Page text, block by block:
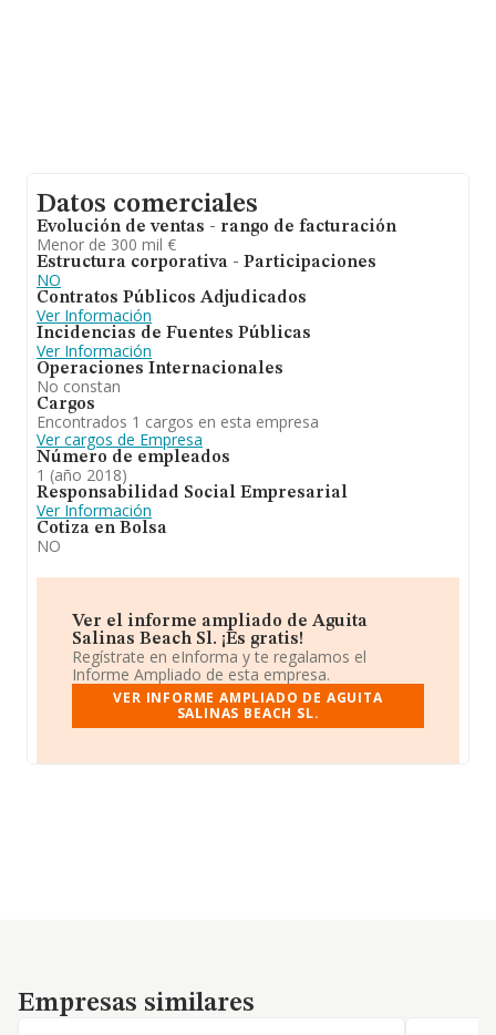
Datos comerciales
Evolución de ventas - rango de facturación
Menor de 300 mil €
Estructura corporativa - Participaciones
NO
Contratos Públicos Adjudicados
Ver Información
Incidencias de Fuentes Públicas
Ver Información
Operaciones Internacionales
No constan
Cargos
Encontrados 1 cargos en esta empresa
Ver cargos de Empresa
Número de empleados
1 (año 2018)
Responsabilidad Social Empresarial
Ver Información
Cotiza en Bolsa
NO
Ver el informe ampliado de Aguita
Salinas Beach Sl. ¡Es gratis!
Regístrate en eInforma y te regalamos el
Informe Ampliado de esta empresa.
VER INFORME AMPLIADO DE AGUITA
SALINAS BEACH SL.
Empresas similares
Empresas similares